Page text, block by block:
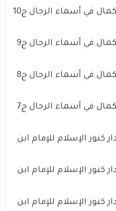
كتاب تذهيب تهذيب الكمال في أسماء الرجال ج10
كتاب تذهيب تهذيب الكمال في أسماء الرجال ج9
كتاب تذهيب تهذيب الكمال في أسماء الرجال ج8
كتاب تذهيب تهذيب الكمال في أسماء الرجال ج7
ج17 ط – دار كنوز الإسلام للإمام ابن
ج16 ط – دار كنوز الإسلام للإمام ابن
ج15 ط – دار كنوز الإسلام للإمام ابن